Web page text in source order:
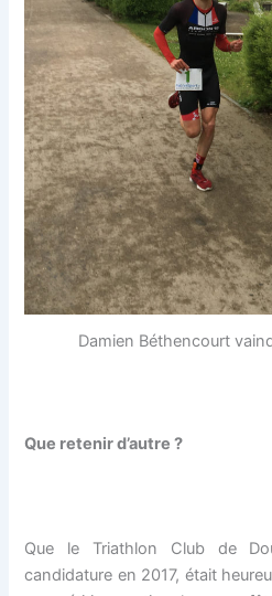
Damien Béthencourt
Que retenir d’autre ?
Que le Triathlon Club de
candidature en 2017, était